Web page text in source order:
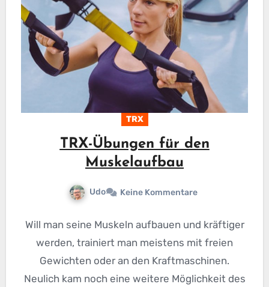
TRX
TRX-Übungen für den
Muskelaufbau
Udo Keine Kommentare
Will man seine Muskeln aufbauen und kräftiger
werden, trainiert man meistens mit freien
Gewichten oder an den Kraftmaschinen.
Neulich kam noch eine weitere Möglichkeit des